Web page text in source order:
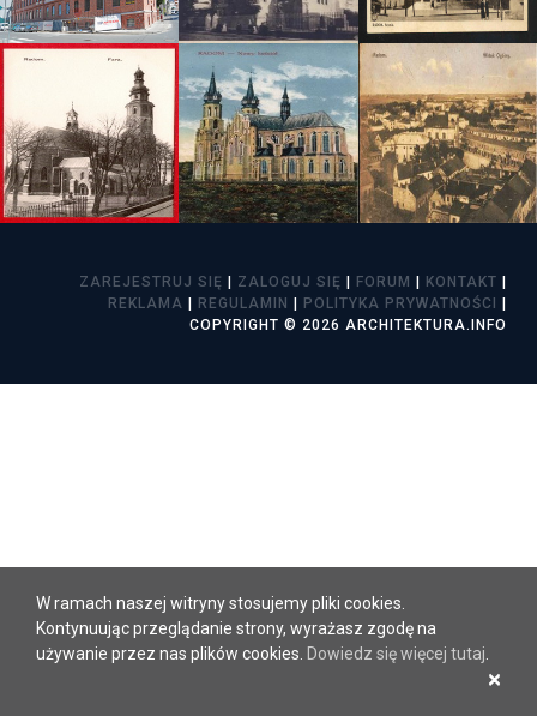
ZAREJESTRUJ SIĘ | ZALOGUJ SIĘ | FORUM | KONTAKT |
REKLAMA | REGULAMIN | POLITYKA PRYWATNOŚCI |
COPYRIGHT © 2026 ARCHITEKTURA.INFO
W ramach naszej witryny stosujemy pliki cookies.
Kontynuując przeglądanie strony, wyrażasz zgodę na
używanie przez nas plików cookies. Dowiedz się więcej tutaj
×